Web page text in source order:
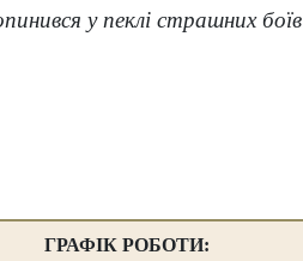
у пеклі страшних
ГРАФІК РОБОТИ: